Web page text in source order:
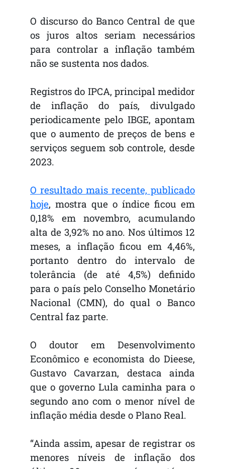
O discurso do Banco Central de que
os juros altos seriam necessários
para controlar a inflação também
não se sustenta nos dados.
Registros do IPCA, principal medidor
de inflação do país, divulgado
periodicamente pelo IBGE, apontam
que o aumento de preços de bens e
serviços seguem sob controle, desde
2023.
O resultado mais recente, publicado
hoje, mostra que o índice ficou em
0,18% em novembro, acumulando
alta de 3,92% no ano. Nos últimos 12
meses, a inflação ficou em 4,46%,
portanto dentro do intervalo de
tolerância (de até 4,5%) definido
para o país pelo Conselho Monetário
Nacional (CMN), do qual o Banco
Central faz parte.
O doutor em Desenvolvimento
Econômico e economista do Dieese,
Gustavo Cavarzan, destaca ainda
que o governo Lula caminha para o
segundo ano com o menor nível de
inflação média desde o Plano Real.
“Ainda assim, apesar de registrar os
menores níveis de inflação dos